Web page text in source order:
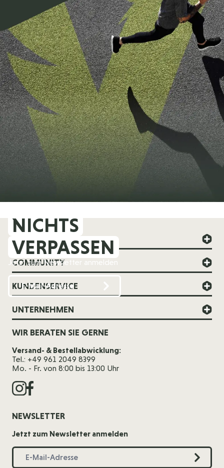
NICHTS
VERPASSEN
Jetzt zum Newsletter anmelden
FOREVER YOUNG
COMMUNITY
KUNDENSERVICE
UNTERNEHMEN
WIR BERATEN SIE GERNE
Versand- & Bestellabwicklung:
Tel.: +49 961 2049 8399
Mo. - Fr. von 8:00 bis 13:00 Uhr
NEWSLETTER
Jetzt zum Newsletter anmelden